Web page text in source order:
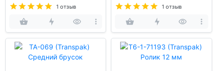
1 отзыв 1 отзыв